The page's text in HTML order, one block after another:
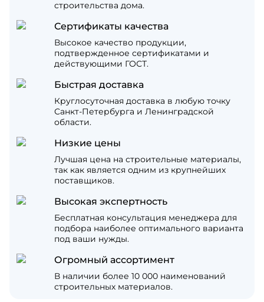
строительства дома.
Сертификаты качества
Высокое качество продукции,
подтвержденное сертификатами и
действующими ГОСТ.
Быстрая доставка
Круглосуточная доставка в любую точку
Санкт-Петербурга и Ленинградской
области.
Низкие цены
Лучшая цена на строительные материалы,
так как является одним из крупнейших
поставщиков.
Высокая экспертность
Бесплатная консультация менеджера для
подбора наиболее оптимального варианта
под ваши нужды.
Огромный ассортимент
В наличии более 10 000 наименований
строительных материалов.